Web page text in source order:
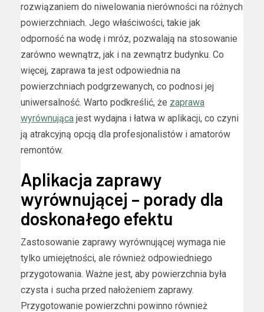
rozwiązaniem do niwelowania nierówności na różnych
powierzchniach. Jego właściwości, takie jak
odporność na wodę i mróz, pozwalają na stosowanie
zarówno wewnątrz, jak i na zewnątrz budynku. Co
więcej, zaprawa ta jest odpowiednia na
powierzchniach podgrzewanych, co podnosi jej
uniwersalność. Warto podkreślić, że zaprawa
wyrównująca jest wydajna i łatwa w aplikacji, co czyni
ją atrakcyjną opcją dla profesjonalistów i amatorów
remontów.
Aplikacja zaprawy
wyrównującej – porady dla
doskonałego efektu
Zastosowanie zaprawy wyrównującej wymaga nie
tylko umiejętności, ale również odpowiedniego
przygotowania. Ważne jest, aby powierzchnia była
czysta i sucha przed nałożeniem zaprawy.
Przygotowanie powierzchni powinno również